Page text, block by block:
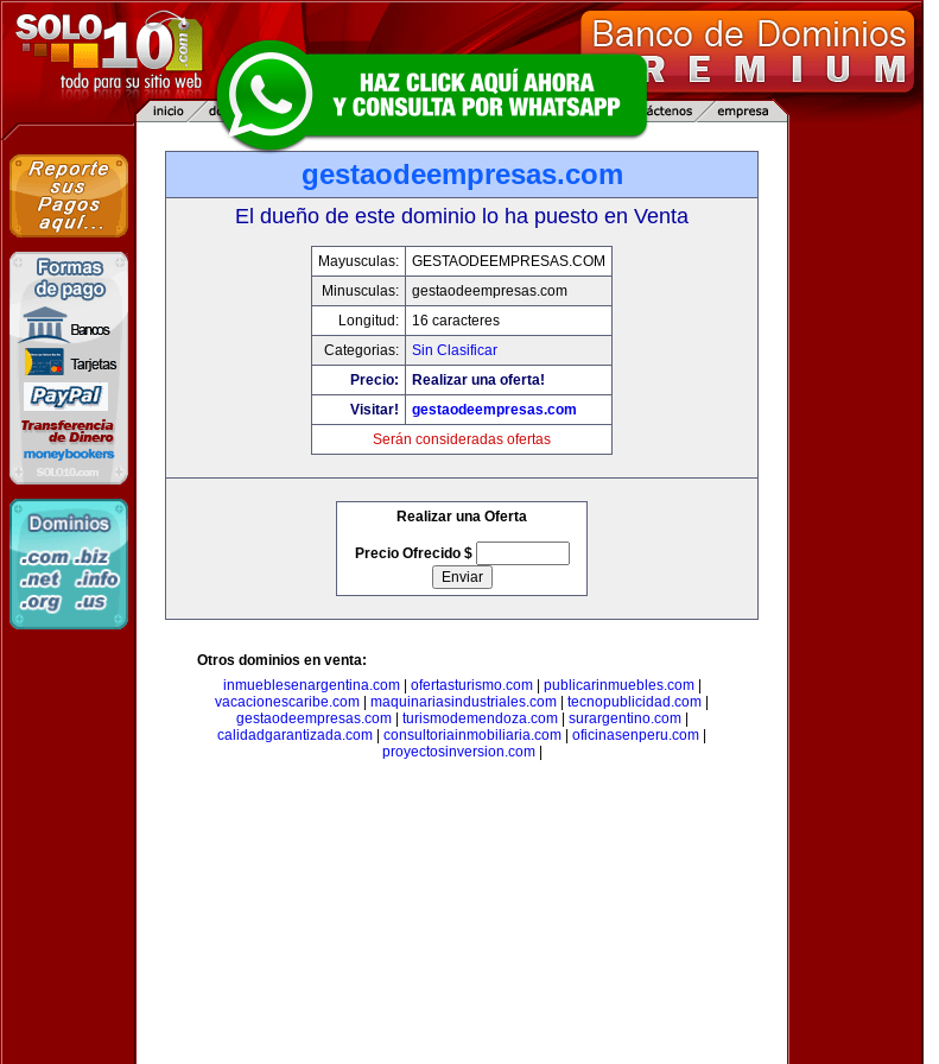
gestaodeempresas.com
El dueño de este dominio lo ha puesto en Venta
Mayusculas:
GESTAODEEMPRESAS.COM
Minusculas:
gestaodeempresas.com
Longitud:
16 caracteres
Categorias:
Sin Clasificar
Precio:
Realizar una oferta!
Visitar!
gestaodeempresas.com
Serán consideradas ofertas
Realizar una Oferta
Precio Ofrecido $
Otros dominios en venta:
inmueblesenargentina.com| ofertasturismo.com| publicarinmuebles.com|
vacacionescaribe.com
maquinariasindustriales.com tecnopublicidad.com
gestaodeempresas.com| turismodemendoza.com| surargentino.com|
calidadgarantizada.com
consultoriainmobiliaria.com oficinasenperu.com
proyectosinversion.com|